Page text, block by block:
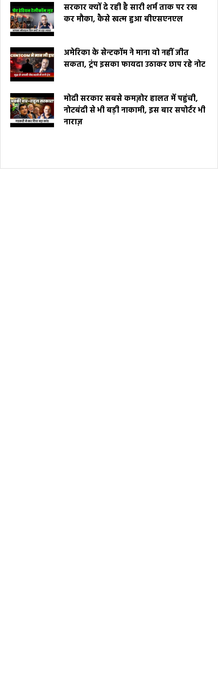
सरकार क्यों दे रही है सारी शर्म ताक पर रख
कर मौका, कैसे खत्म हुआ बीएसएनएल
अमेरिका के सेन्टकॉम ने माना वो नहीं जीत
सकता, ट्रंप इसका फायदा उठाकर छाप रहे नोट
मोदी सरकार सबसे कमज़ोर हालत में पहुंची,
नोटबंदी से भी बड़ी नाकामी, इस बार सपोर्टर भी
नाराज़